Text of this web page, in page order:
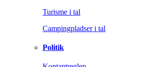
Turisme i tal
Campingpladser i tal
Politik